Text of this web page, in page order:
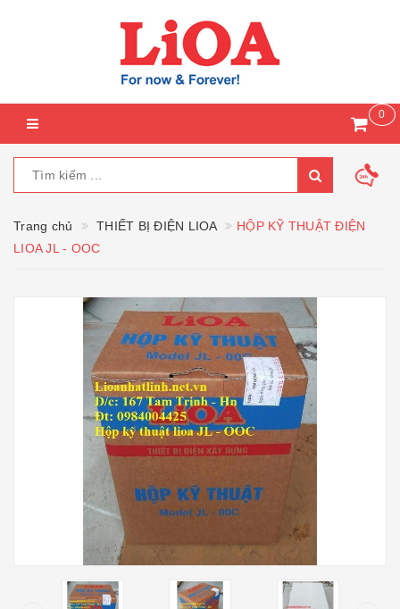
0
Trang chủ THIẾT BỊ ĐIỆN LIOA
HỘP KỸ THUẬT ĐIỆN
LIOA JL - OOC